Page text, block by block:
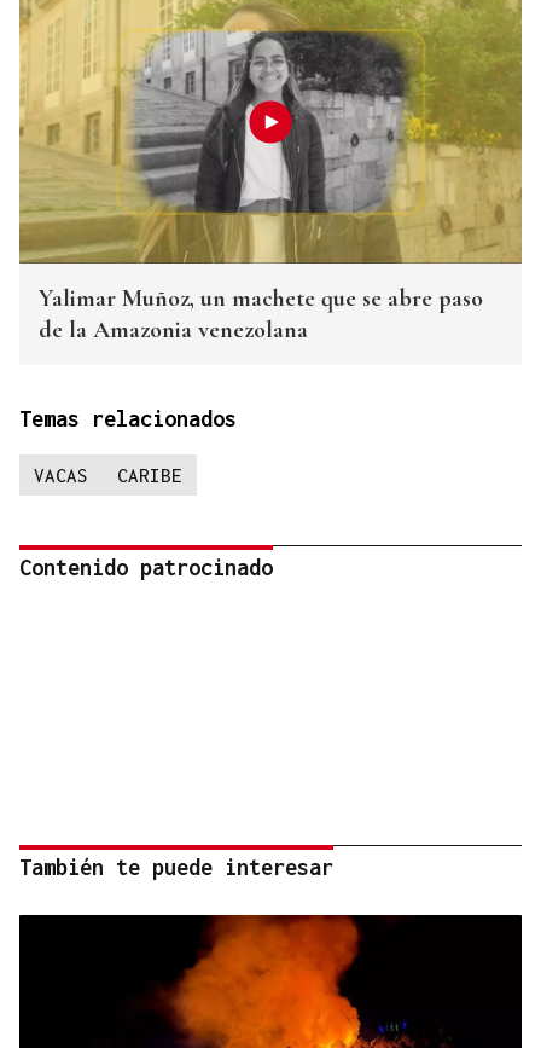
Yalimar Muñoz, un machete que se abre paso
de la Amazonia venezolana
Temas relacionados
VACAS CARIBE
Contenido patrocinado
También te puede interesar